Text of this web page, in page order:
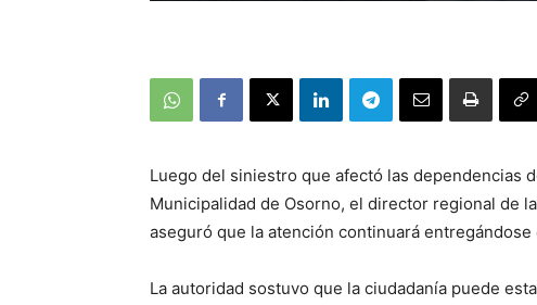
Luego del siniestro que afectó las dependencias
Municipalidad de Osorno, el director regional de
aseguró que la atención continuará entregándose
La autoridad sostuvo que la ciudadanía puede